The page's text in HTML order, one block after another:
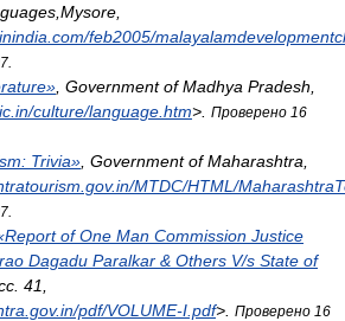
feb2005/
, Government of Madhya Pradesh
culture/language.htm>
Проверено 16
Trivia» , Government of Maharashtra
MTDC/HTML/
of One Man Commission Justice
Dagadu Paralkar & Others V/s State of
41
pdf/VOLUME-I.pdf>
Проверено 16